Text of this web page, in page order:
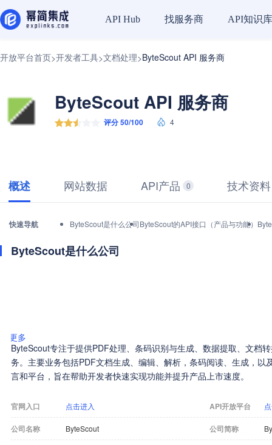
API Hub 找服务商 API知识库
开放平台首页>开发者工具>文档处理>ByteScout API 服务商
ByteScout API 服务商
评分 50/100 4
概述 网站数据 API产品 0 技术资料
快速导航 ByteScout是什么公司ByteScout的API接口（产品与功能）
ByteScout是什么公司
更多
ByteScout专注于提供PDF处理、条码识别与生成、数据提取、文档
务。主要业务包括PDF文档生成、编辑、解析，条码阅读、生成，以
言和平台，旨在帮助开发者快速实现功能并提升产品上市速度。
官网入口 点击进入 API开放平台
公司名称 ByteScout 公司简称